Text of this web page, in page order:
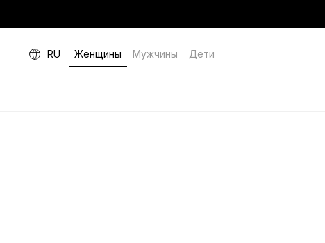
RU Женщины Мужчины Дети